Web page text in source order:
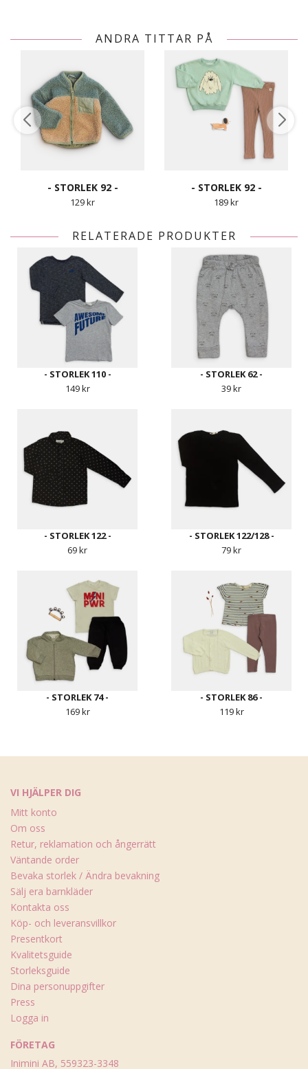
ANDRA TITTAR PÅ
- STORLEK 92 -
129 kr
- STORLEK 92 -
189 kr
RELATERADE PRODUKTER
- STORLEK 110 -
149 kr
- STORLEK 62 -
39 kr
- STORLEK 122 -
69 kr
- STORLEK 122/128 -
79 kr
- STORLEK 74 -
169 kr
- STORLEK 86 -
119 kr
VI HJÄLPER DIG
Mitt konto
Om oss
Retur, reklamation och ångerrätt
Väntande order
Bevaka storlek / Ändra bevakning
Sälj era barnkläder
Kontakta oss
Köp- och leveransvillkor
Presentkort
Kvalitetsguide
Storleksguide
Dina personuppgifter
Press
Logga in
FÖRETAG
Inimini AB, 559323-3348